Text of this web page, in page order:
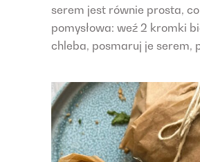
serem jest równie prosta, co
pomysłowa: weź 2 kromki
chleba, posmaruj je serem,